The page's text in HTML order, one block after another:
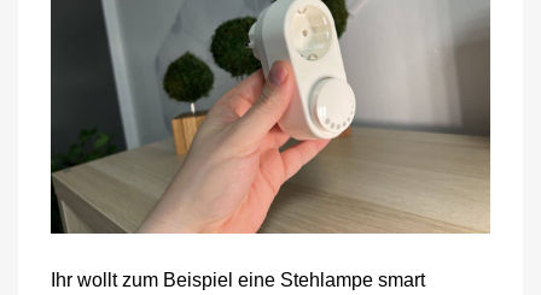
Ihr wollt zum Beispiel eine Stehlampe smart